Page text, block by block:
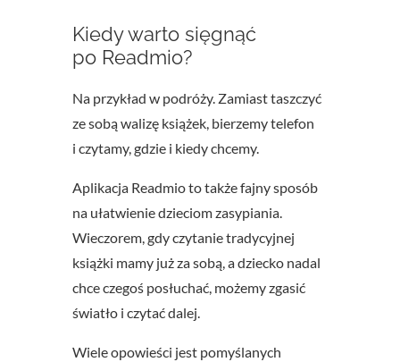
Kiedy warto sięgnąć
po Readmio?
Na przykład w podróży. Zamiast taszczyć
ze sobą walizę książek, bierzemy telefon
i czytamy, gdzie i kiedy chcemy.
Aplikacja Readmio to także fajny sposób
na ułatwienie dzieciom zasypiania.
Wieczorem, gdy czytanie tradycyjnej
książki mamy już za sobą, a dziecko nadal
chce czegoś posłuchać, możemy zgasić
światło i czytać dalej.
Wiele opowieści jest pomyślanych